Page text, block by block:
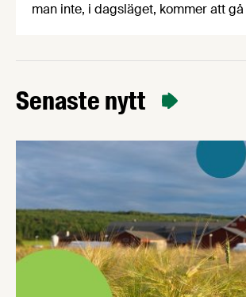
man inte, i dagsläget, kommer att
försöka omförhandla direktivet i
för direktivet. För dig som
direktivet i den …
Senaste nytt